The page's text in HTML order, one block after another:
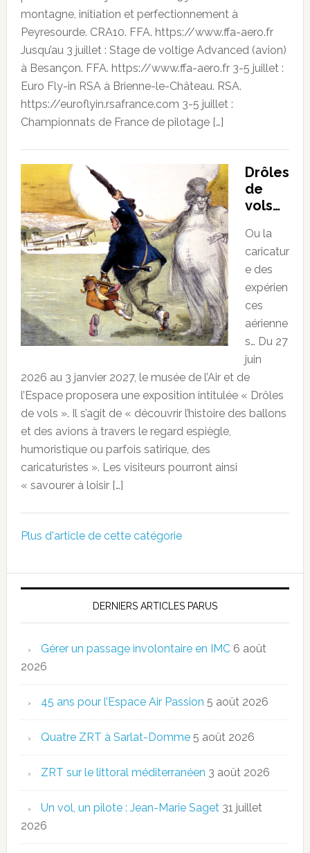
montagne, initiation et perfectionnement à
Peyresourde. CRA10. FFA. https://www.ffa-aero.fr
Jusqu’au 3 juillet : Stage de voltige Advanced (avion)
à Besançon. FFA. https://www.ffa-aero.fr 3-5 juillet :
Euro Fly-in RSA à Brienne-le-Château. RSA.
https://euroflyin.rsafrance.com 3-5 juillet :
Championnats de France de pilotage […]
Drôles
de
vols…
Ou la
caricatur
e des
expérien
ces
aérienne
s… Du 27
juin
2026 au 3 janvier 2027, le musée de l’Air et de
l’Espace proposera une exposition intitulée « Drôles
de vols ». Il s’agit de « découvrir l’histoire des ballons
et des avions à travers le regard espiègle,
humoristique ou parfois satirique, des
caricaturistes ». Les visiteurs pourront ainsi
« savourer à loisir […]
Plus d'article de cette catégorie
DERNIERS ARTICLES PARUS
Gérer un passage involontaire en IMC 6 août
2026
45 ans pour l’Espace Air Passion 5 août 2026
Quatre ZRT à Sarlat-Domme 5 août 2026
ZRT sur le littoral méditerranéen 3 août 2026
Un vol, un pilote : Jean-Marie Saget 31 juillet
2026